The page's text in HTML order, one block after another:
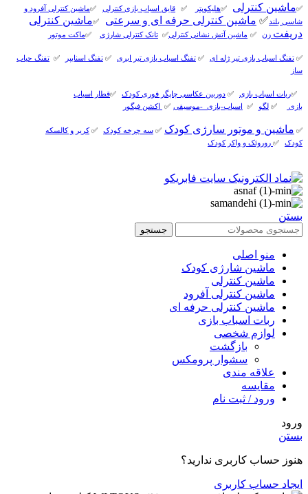
✅ماشین کنترلی ✅هلیکوپتر ✅ قایق اسباب بازی کنترلی ✅ماشین کنترلی آفرود و
شاسی بلند ✅ ماشین کنترلی حرفه ای و سرعتی ✅ماشین کنترلی
دریفت زن ✅ ماشین آتش نشانی کنترلی✅ تانک کنترلی شارژی ✅ماکت موتور
✅ تفنگ اسباب بازی تیر ژله ای ✅ تفنگ اسباب بازی تیر ابری ✅ تفنگ اسنایپر ✅ تفنگ حباب
ساز
✅ربات اسباب بازی ✅ دوربین عکاسی چاپگر فوری کودک ✅قطار اسباب
بازی
✅ لگو ✅ اسباب-بازی_-موسیقی ✅ اکشن فیگور
✅ ماشین و موتور سارژی کودک ✅ سه چرخه کودک ✅کریر و کالسکه
کودک
✅ روروئک و واکر کودک
بستن
جستجو
منو اصلی
ماشین شارژی کودک
ماشین کنترلی
ماشین کنترلی آفرود
ماشین کنترلی حرفه ای
ربات اسباب بازی
لوازم شخصی
بازگشت
سشوار پرومکس
علاقه مندی
مقایسه
ورود / ثبت نام
ورود
بستن
هنوز حساب کاربری ندارید؟
ایجاد حساب کاربری